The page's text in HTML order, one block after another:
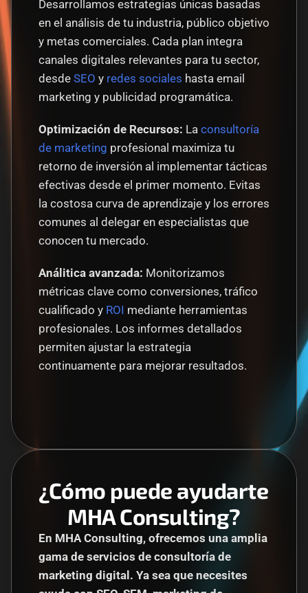
Desarrollamos estrategias únicas basadas
en el análisis de tu industria, público objetivo
y metas comerciales. Cada plan integra
canales digitales relevantes para tu sector,
desde SEO y redes sociales hasta email
marketing y publicidad programática.
Optimización de Recursos: La consultoría
de marketing profesional maximiza tu
retorno de inversión al implementar tácticas
efectivas desde el primer momento. Evitas
la costosa curva de aprendizaje y los errores
comunes al delegar en especialistas que
conocen tu mercado.
Análitica avanzada: Monitorizamos
métricas clave como conversiones, tráfico
cualificado y ROI mediante herramientas
profesionales. Los informes detallados
permiten ajustar la estrategia
continuamente para mejorar resultados.
¿Cómo puede ayudarte
MHA Consulting?
En MHA Consulting, ofrecemos una amplia
gama de servicios de consultoría de
marketing digital. Ya sea que necesites